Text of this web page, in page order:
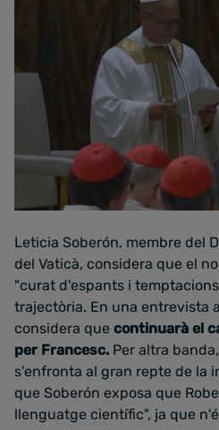
Leticia Soberón, membre del
del Vaticà, considera que el
"curat d'espants i
trajectòria. En una entrevista a
considera que continuarà el
per Francesc. Per altra
s'enfronta al gran repte de la
que Soberón exposa que
llenguatge científic", ja que